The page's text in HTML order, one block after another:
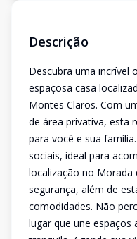
Descrição
Descubra uma incrível
espaçosa casa
Montes Claros. Com
de área privativa, esta
para você e sua
sociais, ideal para
localização no Morada
segurança, além de
comodidades. Não
lugar que une espaços